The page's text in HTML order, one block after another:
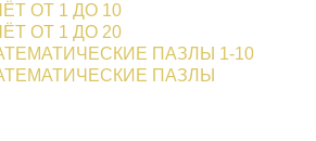
ОТ 1 ДО 10
ОТ 1 ДО 20
ПАЗЛЫ 1-10
ПАЗЛЫ